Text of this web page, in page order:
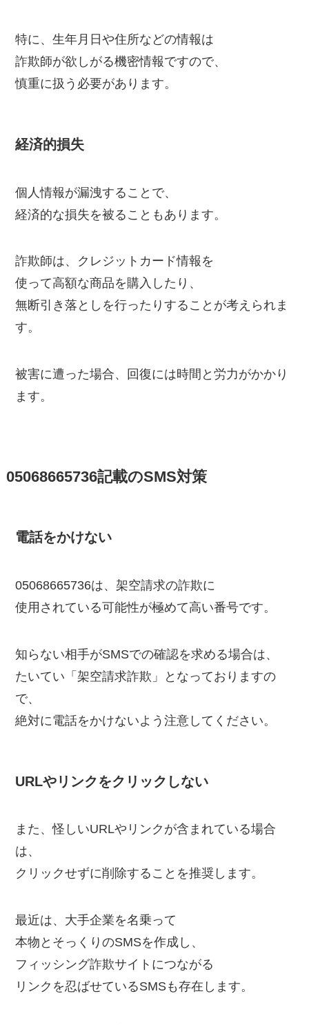
特に、生年月日や住所などの情報は
詐欺師が欲しがる機密情報ですので、
慎重に扱う必要があります。
経済的損失
個人情報が漏洩することで、
経済的な損失を被ることもあります。
詐欺師は、クレジットカード情報を
使って高額な商品を購入したり、
無断引き落としを行ったりすることが考えられま
す。
被害に遭った場合、回復には時間と労力がかかり
ます。
05068665736記載のSMS対策
電話をかけない
05068665736は、架空請求の詐欺に
使用されている可能性が極めて高い番号です。
知らない相手がSMSでの確認を求める場合は、
たいてい「架空請求詐欺」となっておりますの
で、
絶対に電話をかけないよう注意してください。
URLやリンクをクリックしない
また、怪しいURLやリンクが含まれている場合
は、
クリックせずに削除することを推奨します。
最近は、大手企業を名乗って
本物とそっくりのSMSを作成し、
フィッシング詐欺サイトにつながる
リンクを忍ばせているSMSも存在します。